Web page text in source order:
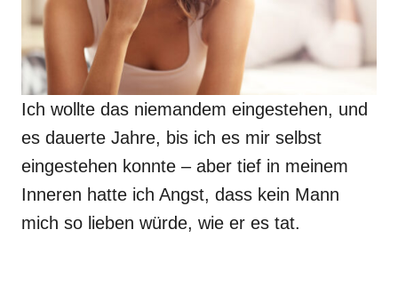
Ich wollte das niemandem eingestehen, und
es dauerte Jahre, bis ich es mir selbst
eingestehen konnte – aber tief in meinem
Inneren hatte ich Angst, dass kein Mann
mich so lieben würde, wie er es tat.